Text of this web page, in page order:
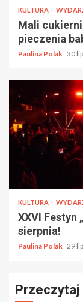
KULTURA
Mali
pieczenia
Paulina Polak 30
KULTURA
XXVI Festyn
sierpnia!
Paulina Polak 29
Przeczytaj